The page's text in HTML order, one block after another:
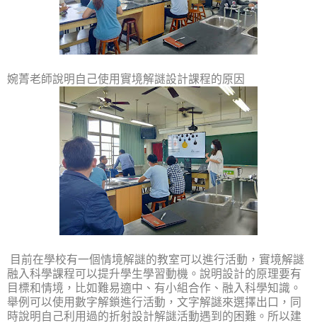
婉菁老師說明自己使用實境解謎設計課程的原因
目前在學校有一個情境解謎的教室可以進行活動， 實境解謎
融入科學課程可以提升學生學習動機。 說明設計的原理要有
目標和情境，比如難易適中、有小組合作、融入科學知識。
舉例可以使用數字解鎖進行活動，文字解謎來選擇出口，同
時說明自己利用過的折射設計解謎活動遇到的困難。所以建